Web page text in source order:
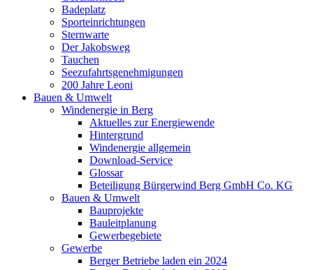
Badeplatz
Sporteinrichtungen
Sternwarte
Der Jakobsweg
Tauchen
Seezufahrtsgenehmigungen
200 Jahre Leoni
Bauen & Umwelt
Windenergie in Berg
Aktuelles zur Energiewende
Hintergrund
Windenergie allgemein
Download-Service
Glossar
Beteiligung Bürgerwind Berg GmbH Co. KG
Bauen & Umwelt
Bauprojekte
Bauleitplanung
Gewerbegebiete
Gewerbe
Berger Betriebe laden ein 2024